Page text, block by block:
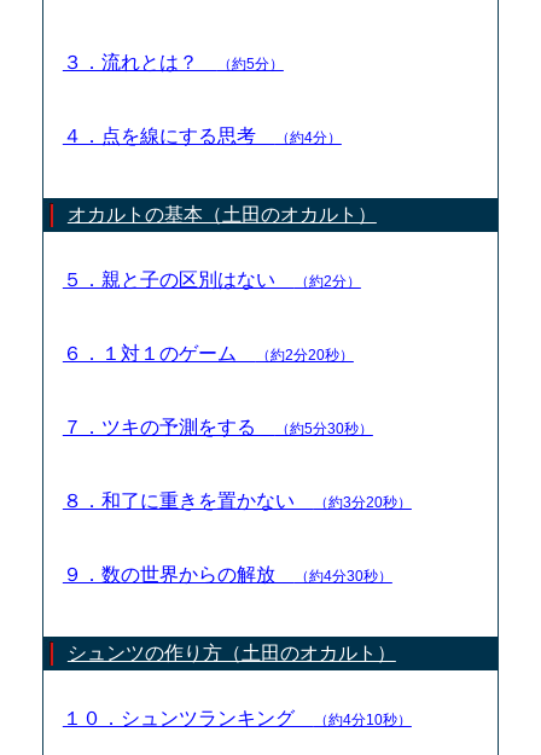
３．流れとは？ （約5分）
４．点を線にする思考 （約4分）
オカルトの基本（土田のオカルト）
５．親と子の区別はない （約2分）
６．１対１のゲーム （約2分20秒）
７．ツキの予測をする （約5分30秒）
８．和了に重きを置かない （約3分20秒）
９．数の世界からの解放 （約4分30秒）
シュンツの作り方（土田のオカルト）
１０．シュンツランキング （約4分10秒）